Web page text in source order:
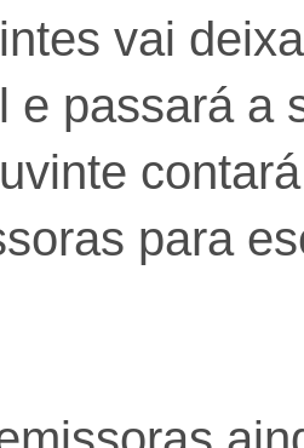
vai
e passará a
para